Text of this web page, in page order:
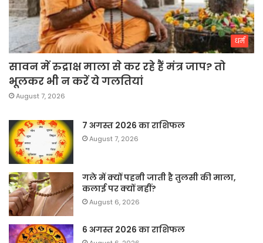
धर्म
सावन में रुद्राक्ष माला से कर रहे हैं मंत्र जाप? तो
भूलकर भी न करें ये गलतियां
August 7, 2026
7 अगस्त 2026 का राशिफल
August 7, 2026
गले में क्यों पहनी जाती है तुलसी की माला,
कलाई पर क्यों नहीं?
August 6, 2026
6 अगस्त 2026 का राशिफल